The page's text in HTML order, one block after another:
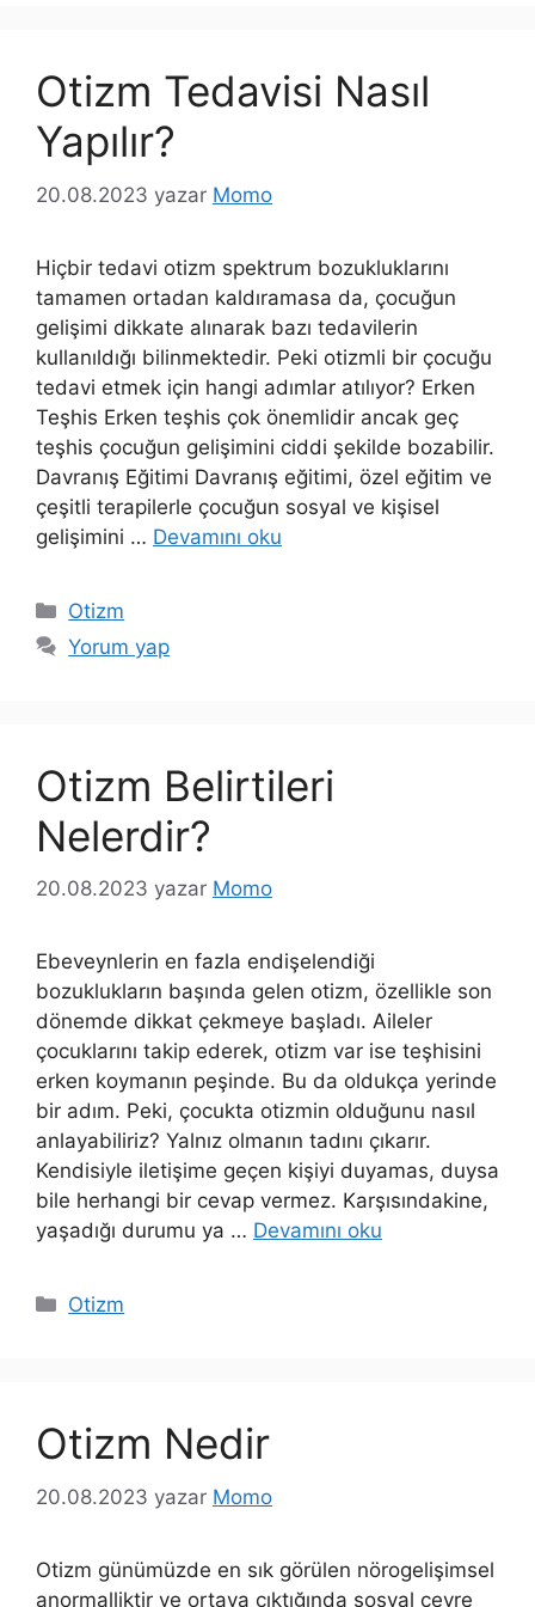
Otizm Tedavisi Nasıl
Yapılır?
20.08.2023 yazar Momo
Hiçbir tedavi otizm spektrum bozukluklarını
tamamen ortadan kaldıramasa da, çocuğun
gelişimi dikkate alınarak bazı tedavilerin
kullanıldığı bilinmektedir. Peki otizmli bir çocuğu
tedavi etmek için hangi adımlar atılıyor? Erken
Teşhis Erken teşhis çok önemlidir ancak geç
teşhis çocuğun gelişimini ciddi şekilde bozabilir.
Davranış Eğitimi Davranış eğitimi, özel eğitim ve
çeşitli terapilerle çocuğun sosyal ve kişisel
gelişimini … Devamını oku
Kategoriler
Otizm
Yorum yap
Otizm Belirtileri
Nelerdir?
20.08.2023 yazar Momo
Ebeveynlerin en fazla endişelendiği
bozuklukların başında gelen otizm, özellikle son
dönemde dikkat çekmeye başladı. Aileler
çocuklarını takip ederek, otizm var ise teşhisini
erken koymanın peşinde. Bu da oldukça yerinde
bir adım. Peki, çocukta otizmin olduğunu nasıl
anlayabiliriz? Yalnız olmanın tadını çıkarır.
Kendisiyle iletişime geçen kişiyi duyamas, duysa
bile herhangi bir cevap vermez. Karşısındakine,
yaşadığı durumu ya … Devamını oku
Kategoriler
Otizm
Otizm Nedir
20.08.2023 yazar Momo
Otizm günümüzde en sık görülen nörogelişimsel
anormalliktir ve ortaya çıktığında sosyal çevre